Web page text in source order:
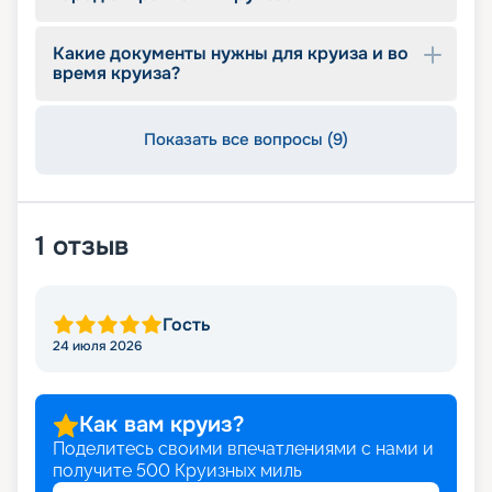
позволяет выбирать из большего количества
предложения и оставляйте заявку.
Какие документы нужны для круиза и во
время круиза?
Показать все вопросы (9)
1 отзыв
Гость
24 июля 2026
Как вам круиз?
Поделитесь своими впечатлениями с нами и
получите 500 Круизных миль